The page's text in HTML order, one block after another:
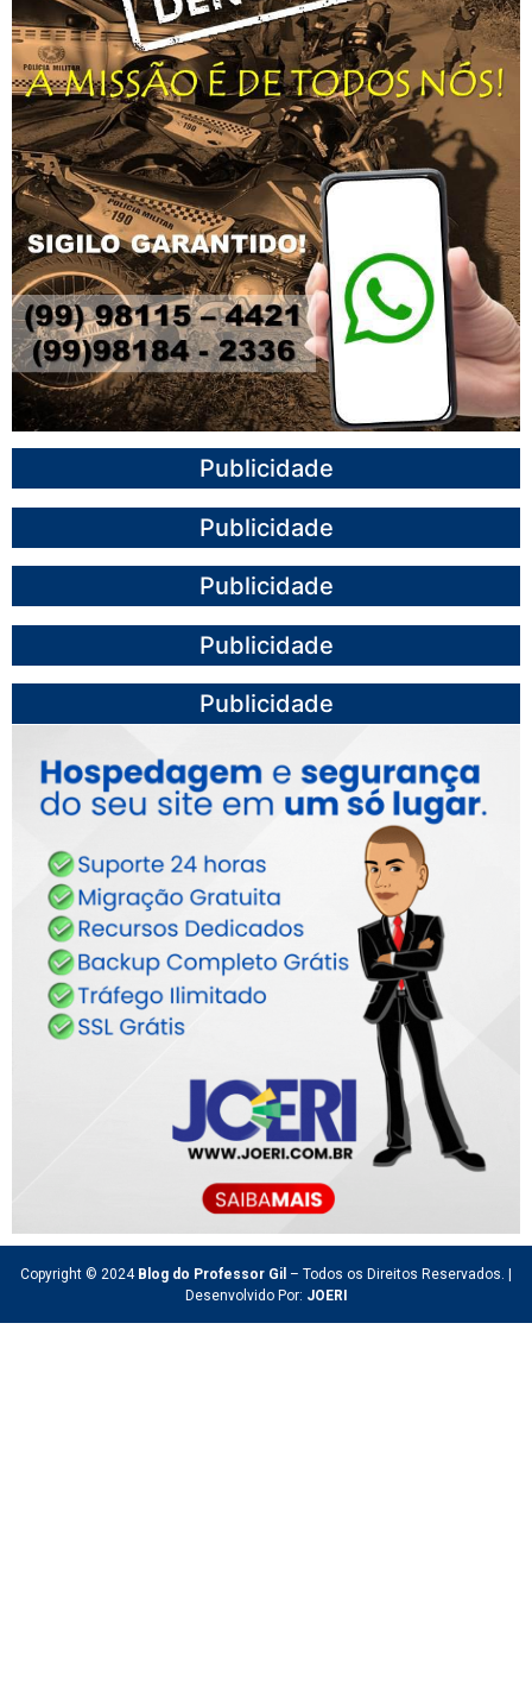
Publicidade
Publicidade
Publicidade
Publicidade
Publicidade
Copyright © 2024 Blog do Professor Gil – Todos os Direitos Reservados. |
Desenvolvido Por: JOERI